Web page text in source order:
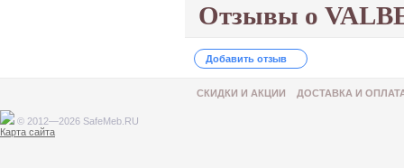
Отзывы о
Добавить отзыв
© 2012—2026 SafeMeb.RU
Карта сайта
СКИДКИ И АКЦИИ ДОСТАВКА И